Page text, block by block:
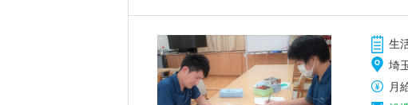
生
埼
月